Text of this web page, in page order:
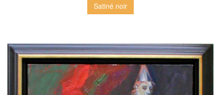
Satiné noir